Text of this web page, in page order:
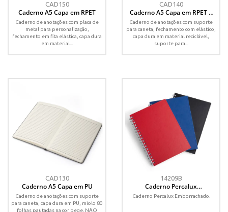
CAD150
Caderno A5 Capa em RPET
Caderno de anotações com placa de
metal para personalização,
fechamento em fita elástica, capa dura
em material...
CAD140
Caderno A5 Capa em RPET e
detalhe em Bambu
Caderno de anotações com suporte
para caneta, fechamento com elástico,
capa dura em material reciclável,
suporte para...
CAD130
Caderno A5 Capa em PU
Caderno de anotações com suporte
para caneta, capa dura em PU, miolo 80
folhas pautadas na cor bege. NÃO
14209B
Caderno Percalux
Emborrachado
Caderno Percalux Emborrachado.